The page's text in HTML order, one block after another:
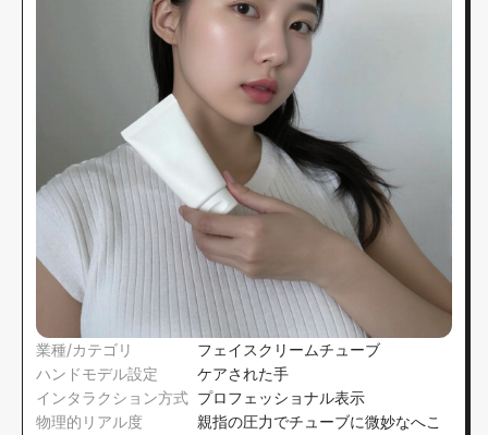
業種/カテゴリ
フェイスクリームチューブ
ハンドモデル設定
ケアされた手
インタラクション方式 プロフェッショナル表示
物理的リアル度
親指の圧力でチューブに微妙なへこ